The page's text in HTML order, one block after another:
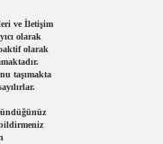
ve İletişim
olarak
olarak
taşımakta